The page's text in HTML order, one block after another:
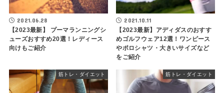
2021.06.28
【2023最新】 プーマランニングシ
ューズおすすめ20選！レディース
向けもご紹介
2021.10.11
【2023最新】アディダスのおすす
めゴルフウェア12選！ワンピース
やポロシャツ・大きいサイズなど
をご紹介
筋トレ・ダイエット 筋トレ・ダイエット